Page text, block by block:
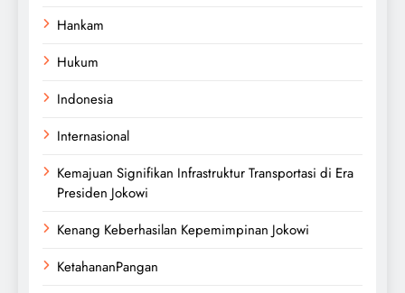
Hankam
Hukum
Indonesia
Internasional
Kemajuan Signifikan Infrastruktur Transportasi di Era
Presiden Jokowi
Kenang Keberhasilan Kepemimpinan Jokowi
KetahananPangan